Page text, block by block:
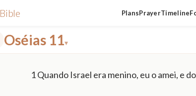
Bible PlansPrayerTimeline
Oséias 11▾
1Quando Israel era menino, eu o amei, e